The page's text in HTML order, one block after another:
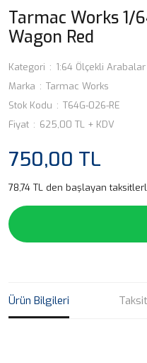
Tarmac Works 1/
Wagon Red
Kategori
1:64 Ölçekli Arabalar
Marka
Tarmac Works
Stok Kodu
T64G-026-RE
Fiyat
625,00 TL + KDV
750,00 TL
78,74 TL den başlayan
Ürün Bilgileri